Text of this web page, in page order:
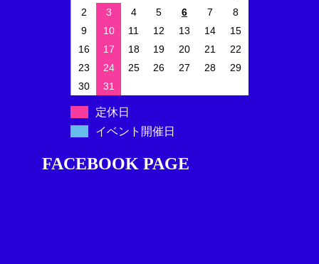
2
3 4 5 6 7
8
9
10 11 12 13 14
15
16
17 18 19 20 21
22
23
24 25 26 27 28
29
30
31
定休日
イベント開催日
FACEBOOK PAGE